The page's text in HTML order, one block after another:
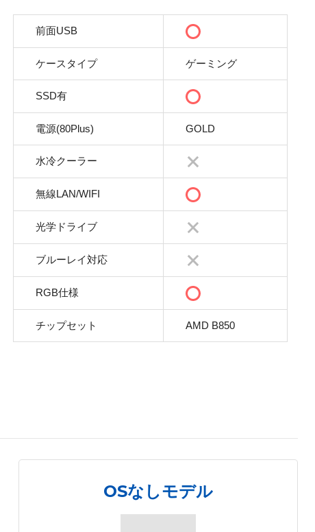
前面USB
ケースタイプ ゲーミング
SSD有
電源(80Plus) GOLD
水冷クーラー
無線LAN/WIFI
光学ドライブ
ブルーレイ対応
RGB仕様
チップセット AMD B850
OSなしモデル